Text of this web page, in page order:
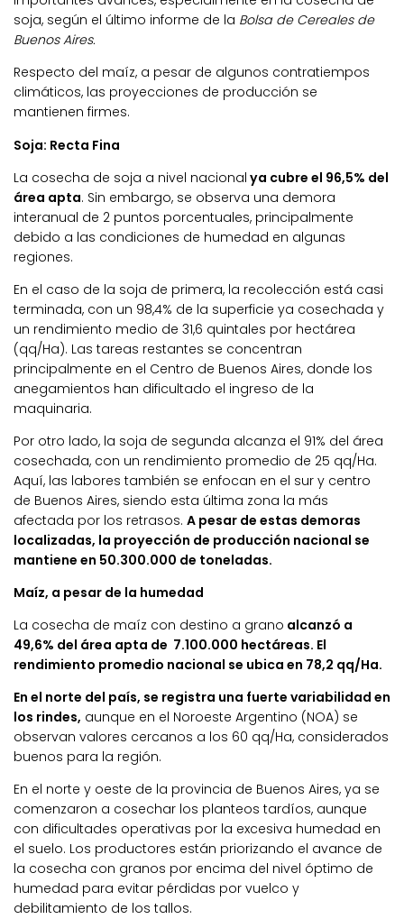
soja, según el último informe de la Bolsa de Cereales de
Buenos Aires.
Respecto del maíz, a pesar de algunos contratiempos
climáticos, las proyecciones de producción se
mantienen firmes.
Soja: Recta Fina
La cosecha de soja a nivel nacional ya cubre el 96,5% del
área apta. Sin embargo, se observa una demora
interanual de 2 puntos porcentuales, principalmente
debido a las condiciones de humedad en algunas
regiones.
En el caso de la soja de primera, la recolección está casi
terminada, con un 98,4% de la superficie ya cosechada y
un rendimiento medio de 31,6 quintales por hectárea
(qq/Ha). Las tareas restantes se concentran
principalmente en el Centro de Buenos Aires, donde los
anegamientos han dificultado el ingreso de la
maquinaria.
Por otro lado, la soja de segunda alcanza el 91% del área
cosechada, con un rendimiento promedio de 25 qq/Ha.
Aquí, las labores también se enfocan en el sur y centro
de Buenos Aires, siendo esta última zona la más
afectada por los retrasos. A pesar de estas demoras
localizadas, la proyección de producción nacional se
mantiene en 50.300.000 de toneladas.
Maíz, a pesar de la humedad
La cosecha de maíz con destino a grano alcanzó a
49,6% del área apta de 7.100.000 hectáreas. El
rendimiento promedio nacional se ubica en 78,2 qq/Ha.
En el norte del país, se registra una fuerte variabilidad en
los rindes, aunque en el Noroeste Argentino (NOA) se
observan valores cercanos a los 60 qq/Ha, considerados
buenos para la región.
En el norte y oeste de la provincia de Buenos Aires, ya se
comenzaron a cosechar los planteos tardíos, aunque
con dificultades operativas por la excesiva humedad en
el suelo. Los productores están priorizando el avance de
la cosecha con granos por encima del nivel óptimo de
humedad para evitar pérdidas por vuelco y
debilitamiento de los tallos.